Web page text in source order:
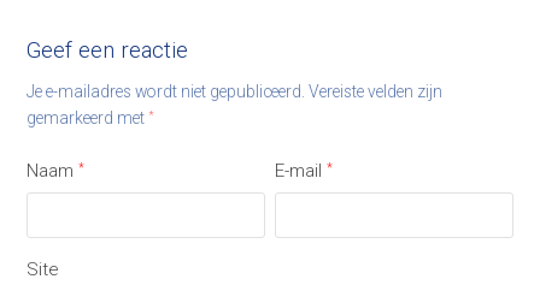
Geef een reactie
Je e-mailadres wordt niet gepubliceerd. Vereiste velden zijn
gemarkeerd met*
Naam* E-mail*
Site